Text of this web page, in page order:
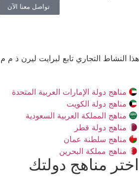
تواصل معنا الآن
هذا النشاط التجاري تابع لبرايت ليرن ذ م م
مناهج دولة الإمارات العربية المتحدة
مناهج دولة الكويت
مناهج المملكة العربية السعودية
مناهج دولة قطر
مناهج سلطنة عمان
مناهج مملكة البحرين
اختر مناهج دولتك